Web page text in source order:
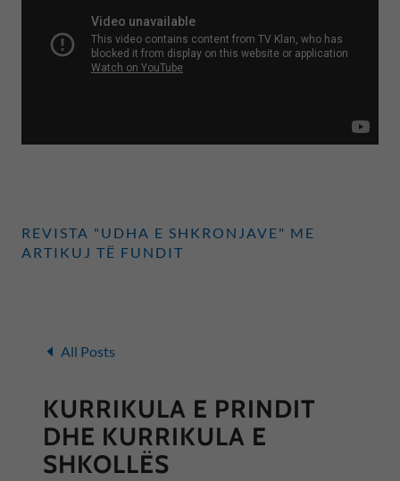
REVISTA "UDHA E SHKRONJAVE" ME
ARTIKUJ TË FUNDIT
All Posts
KURRIKULA E PRINDIT
DHE KURRIKULA E
SHKOLLËS